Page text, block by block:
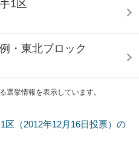
1区
・東北ブロック
挙情報を表示しています。
（2012年12月16日投票）の